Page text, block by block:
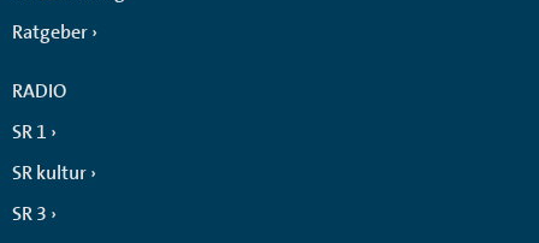
Ratgeber
RADIO
SR 1
SR kultur
SR 3